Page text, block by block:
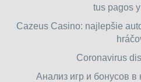
games
tus pagos
Cazeus Casino: najlepšie
Coronavirus
Анализ игр и бонусов в